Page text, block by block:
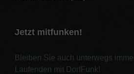
Jetzt mitfunken!
Bleiben Sie auch unterwegs
Laufenden mit DorfFunk!